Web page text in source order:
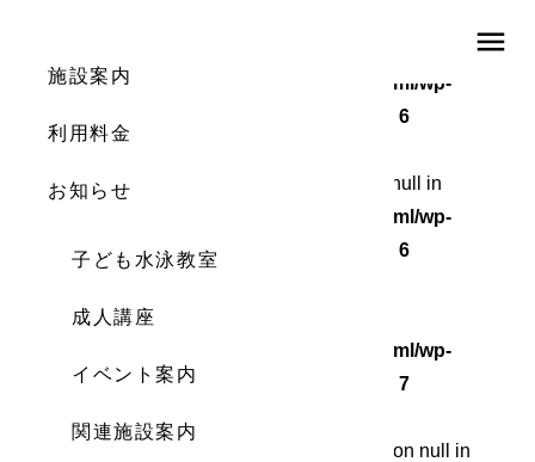
menu
施設案内
利用料金
お知らせ
子ども水泳教室
成人講座
イベント案内
関連施設案内
/home/wordstock/numasupo.com/public_html/wp-
6
Warning: Attempt to read property "cat_ID" on null in
/home/wordstock/numasupo.com/public_html/wp-
content/themes/numaspo/single.php
6
Warning: Undefined array key 0 in
/home/wordstock/numasupo.com/public_html/wp-
content/themes/numaspo/single.php
7
: Attempt to read property "cat_name" on null in